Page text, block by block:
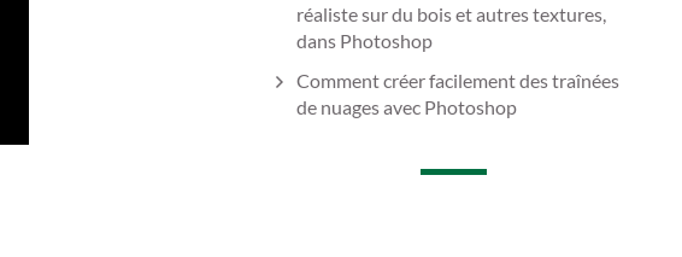
réaliste sur du bois et autres textures,
dans Photoshop
Comment créer facilement des traînées
de nuages avec Photoshop